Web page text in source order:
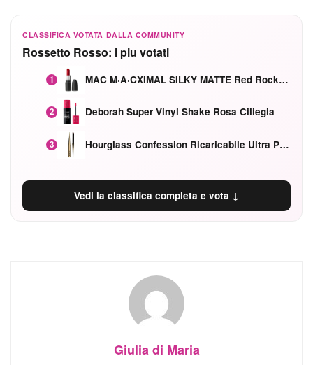
CLASSIFICA VOTATA DALLA COMMUNITY
Rossetto Rosso: i piu votati
1 MAC M·A·CXIMAL SILKY MATTE Red Rock mat
2 Deborah Super Vinyl Shake Rosa Ciliegia
3 Hourglass Confession Ricaricabile Ultra Preciso Ad Alta Intensità Secretly Classic Red
Vedi la classifica completa e vota ↓
Giulia di Maria